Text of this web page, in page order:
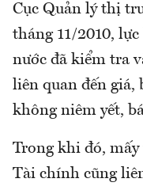
Cục Quản lý thị
tháng 11/2010,
nước đã kiểm tra
liên quan đến giá,
không niêm yết,
Trong khi đó,
Tài chính cũng